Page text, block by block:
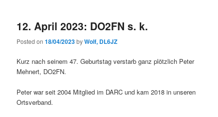
12. April 2023: DO2FN s. k.
Posted on18/04/2023byWolf, DL6JZ
Kurz nach seinem 47. Geburtstag verstarb ganz plötzlich Peter
Mehnert, DO2FN.
Peter war seit 2004 Mitglied im DARC und kam 2018 in unseren
Ortsverband.